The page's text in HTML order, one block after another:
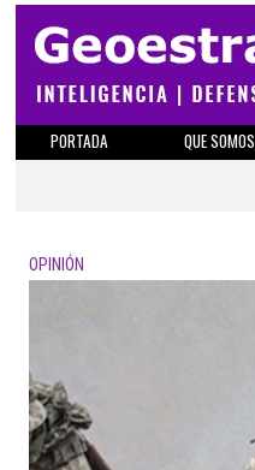
PORTADA QUE SOMOS
OPINIÓN